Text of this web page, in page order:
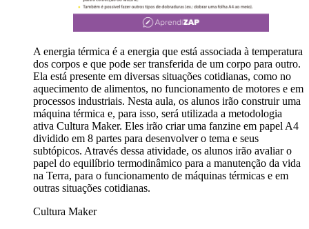
A energia térmica é a energia que está associada à temperatura
dos corpos e que pode ser transferida de um corpo para outro.
Ela está presente em diversas situações cotidianas, como no
aquecimento de alimentos, no funcionamento de motores e em
processos industriais. Nesta aula, os alunos irão construir uma
máquina térmica e, para isso, será utilizada a metodologia
ativa Cultura Maker. Eles irão criar uma fanzine em papel A4
dividido em 8 partes para desenvolver o tema e seus
subtópicos. Através dessa atividade, os alunos irão avaliar o
papel do equilíbrio termodinâmico para a manutenção da vida
na Terra, para o funcionamento de máquinas térmicas e em
outras situações cotidianas.
Cultura Maker